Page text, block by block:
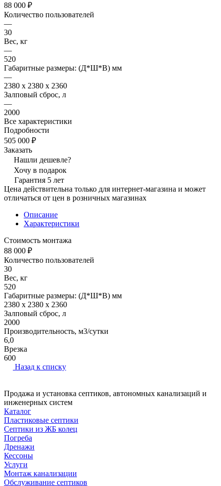
88 000 ₽
Количество пользователей
—
30
Вес, кг
—
520
Габаритные размеры: (Д*Ш*В) мм
—
2380 x 2380 x 2360
Залповый сброс, л
—
2000
Все характеристики
Подробности
505 000 ₽
Заказать
Нашли дешевле?
Хочу в подарок
Гарантия 5 лет
Цена действительна только для интернет-магазина и может
отличаться от цен в розничных магазинах
Описание
Характеристики
Стоимость монтажа
88 000 ₽
Количество пользователей
30
Вес, кг
520
Габаритные размеры: (Д*Ш*В) мм
2380 x 2380 x 2360
Залповый сброс, л
2000
Производительность, м3/сутки
6,0
Врезка
600
Назад к списку
Продажа и установка септиков, автономных канализаций и
инженерных систем
Каталог
Пластиковые септики
Септики из ЖБ колец
Погреба
Дренажи
Кессоны
Услуги
Монтаж канализации
Обслуживание септиков